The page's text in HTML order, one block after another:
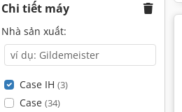
Chi tiết máy
Nhà sản xuất:
Case IH (3)
Case (34)